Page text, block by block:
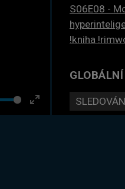
Enter
S06E08 -
!kniha